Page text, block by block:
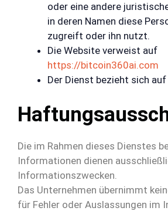
oder eine andere
in deren Namen diese
zugreift oder ihn nutzt.
Die Website verweist auf
https://bitcoin360ai.com
Der Dienst bezieht sich
Die im Rahmen dieses Dienstes
Informationen dienen
Informationszwecken.
Das Unternehmen übernimmt
für Fehler oder Auslassungen im